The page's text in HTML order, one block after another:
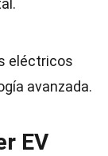
eléctricos
avanzada.
EV